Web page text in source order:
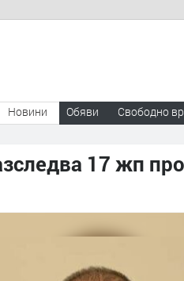
Новини Обяви Свободно
17 жп